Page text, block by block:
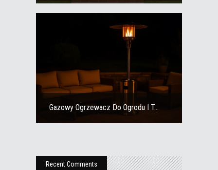
Gazowy Ogrzewacz Do Ogrodu I T...
Recent Comments